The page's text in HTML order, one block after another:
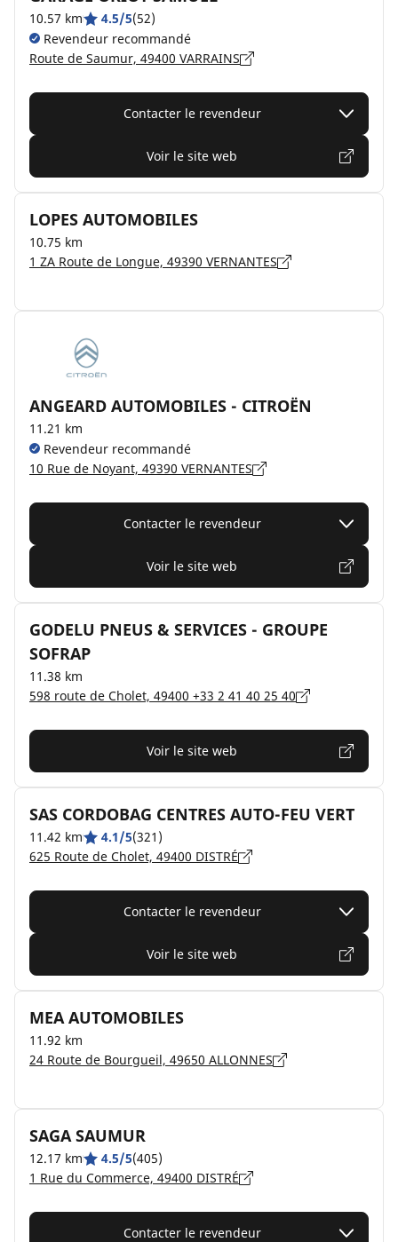
10.57 km 4.5/5(52)
Revendeur recommandé
Route de Saumur, 49400 VARRAINS
Contacter le revendeur
Voir le site web
LOPES AUTOMOBILES
10.75 km
1 ZA Route de Longue, 49390 VERNANTES
ANGEARD AUTOMOBILES - CITROËN
11.21 km
Revendeur recommandé
10 Rue de Noyant, 49390 VERNANTES
Contacter le revendeur
Voir le site web
GODELU PNEUS & SERVICES - GROUPE
SOFRAP
11.38 km
598 route de Cholet, 49400 +33 2 41 40 25 40
Voir le site web
SAS CORDOBAG CENTRES AUTO-FEU VERT
11.42 km 4.1/5(321)
625 Route de Cholet, 49400 DISTRÉ
Contacter le revendeur
Voir le site web
MEA AUTOMOBILES
11.92 km
24 Route de Bourgueil, 49650 ALLONNES
SAGA SAUMUR
12.17 km 4.5/5(405)
1 Rue du Commerce, 49400 DISTRÉ
Contacter le revendeur